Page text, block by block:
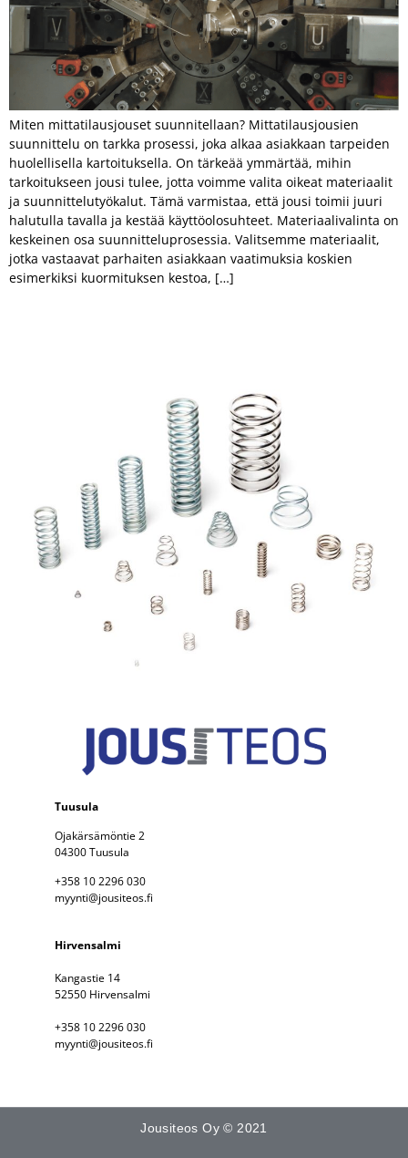
Miten mittatilausjouset suunnitellaan? Mittatilausjousien
suunnittelu on tarkka prosessi, joka alkaa asiakkaan tarpeiden
huolellisella kartoituksella. On tärkeää ymmärtää, mihin
tarkoitukseen jousi tulee, jotta voimme valita oikeat materiaalit
ja suunnittelutyökalut. Tämä varmistaa, että jousi toimii juuri
halutulla tavalla ja kestää käyttöolosuhteet. Materiaalivalinta on
keskeinen osa suunnitteluprosessia. Valitsemme materiaalit,
jotka vastaavat parhaiten asiakkaan vaatimuksia koskien
esimerkiksi kuormituksen kestoa, […]
Tuusula
Ojakärsämöntie 2
04300 Tuusula
+358 10 2296 030
myynti@jousiteos.fi
Hirvensalmi
Kangastie 14
52550 Hirvensalmi
+358 10 2296 030
myynti@jousiteos.fi
Jousiteos Oy © 2021